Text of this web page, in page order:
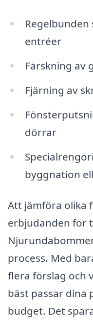
entréer
Färskning av
Fjärning av
dörrar
byggnation
Att jämföra olika
erbjudanden för
process. Med
flera förslag och
bäst passar dina
budget. Det